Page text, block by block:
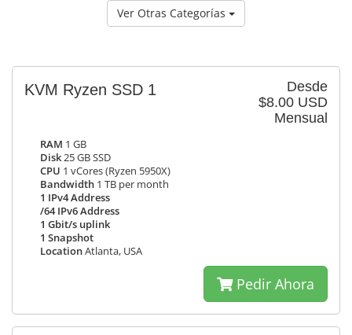
Ver Otras Categorías
Desde
$8.00 USD
Mensual
KVM Ryzen SSD 1
RAM 1 GB
Disk25 GB SSD
CPU 1 vCores (Ryzen 5950X)
Bandwidth 1 TB per month
1 IPv4 Address
/64 IPv6 Address
1 Gbit/s uplink
1 Snapshot
LocationAtlanta, USA
Pedir Ahora